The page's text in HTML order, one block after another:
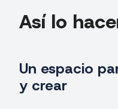
Así lo
Un espacio
y crear